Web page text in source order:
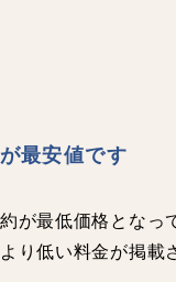
最安値です
が最低価格となっ
り低い料金が掲載